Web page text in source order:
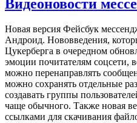
Видеоновости
Новая версия Фейсбук
Андроид. Нововведения,
Цукерберга в очередном
эмоции почитателям соцсети,
можно перенаправлять
можно сохранять отдельные
создавать группы
чаще обычного. Также новая
ссылками для скачивания